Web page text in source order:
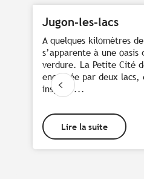
Jugon-les-lacs
A quelques kilomètres
s’apparente à une oasis
verdure. La Petite Cité
encadrée par deux lacs,
inspirée...
Lire la suite